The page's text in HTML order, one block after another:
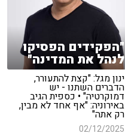
"הפקידים הפסיקו
לנהל את המדינה"
ינון מגל: "קצת להתעורר,
הדברים השתנו - יש
דמוקרטיה" • כספית הגיב
באירוניה: "אף אחד לא מבין,
רק אתה"
02/12/2025